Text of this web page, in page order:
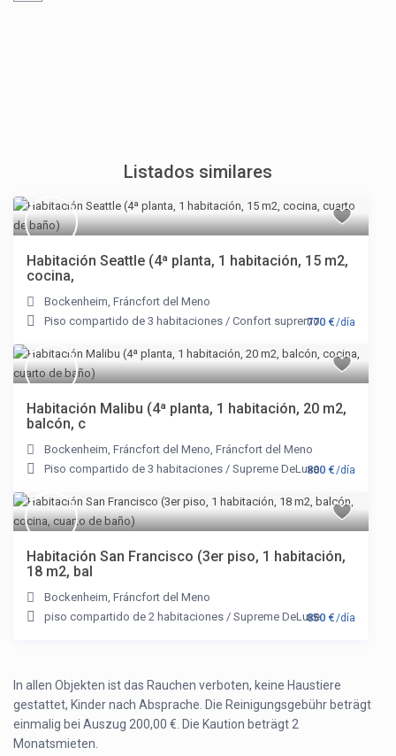
Listados similares
770 €/día
Habitación Seattle (4ª planta, 1 habitación, 15 m2,
cocina,
Bockenheim,Fráncfort del Meno
Piso compartido de 3 habitaciones /Confort supremo
800 €/día
Habitación Malibu (4ª planta, 1 habitación, 20 m2,
balcón, c
Bockenheim,Fráncfort del Meno,Fráncfort del Meno
Piso compartido de 3 habitaciones /Supreme DeLuxe
850 €/día
Habitación San Francisco (3er piso, 1 habitación,
18 m2, bal
Bockenheim,Fráncfort del Meno
piso compartido de 2 habitaciones /Supreme DeLuxe
In allen Objekten ist das Rauchen verboten, keine Haustiere
gestattet, Kinder nach Absprache. Die Reinigungsgebühr beträgt
einmalig bei Auszug 200,00 €. Die Kaution beträgt 2
Monatsmieten.